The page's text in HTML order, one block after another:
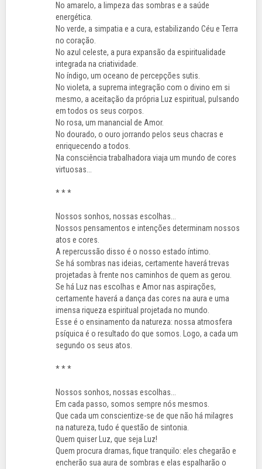
No amarelo, a limpeza das sombras e a saúde
energética.
No verde, a simpatia e a cura, estabilizando Céu e Terra
no coração.
No azul celeste, a pura expansão da espiritualidade
integrada na criatividade.
No índigo, um oceano de percepções sutis.
No violeta, a suprema integração com o divino em si
mesmo, a aceitação da própria Luz espiritual, pulsando
em todos os seus corpos.
No rosa, um manancial de Amor.
No dourado, o ouro jorrando pelos seus chacras e
enriquecendo a todos.
Na consciência trabalhadora viaja um mundo de cores
virtuosas...
* * *
Nossos sonhos, nossas escolhas...
Nossos pensamentos e intenções determinam nossos
atos e cores.
A repercussão disso é o nosso estado íntimo.
Se há sombras nas ideias, certamente haverá trevas
projetadas à frente nos caminhos de quem as gerou.
Se há Luz nas escolhas e Amor nas aspirações,
certamente haverá a dança das cores na aura e uma
imensa riqueza espiritual projetada no mundo.
Esse é o ensinamento da natureza: nossa atmosfera
psíquica é o resultado do que somos. Logo, a cada um
segundo os seus atos.
* * *
Nossos sonhos, nossas escolhas...
Em cada passo, somos sempre nós mesmos.
Que cada um conscientize-se de que não há milagres
na natureza, tudo é questão de sintonia.
Quem quiser Luz, que seja Luz!
Quem procura dramas, fique tranquilo: eles chegarão e
encherão sua aura de sombras e elas espalharão o